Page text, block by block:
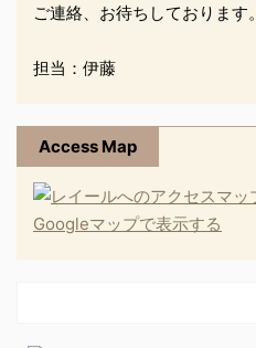
ご連絡、お待ちしております。
担当：伊藤
Access Map
Googleマップで表示する